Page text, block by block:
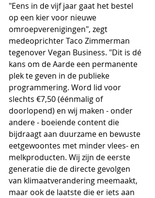
"Eens in de vijf jaar gaat het bestel
op een kier voor nieuwe
omroepverenigingen", zegt
medeoprichter Taco Zimmerman
tegenover Vegan Business. "Dit is dé
kans om de Aarde een permanente
plek te geven in de publieke
programmering. Word lid voor
slechts €7,50 (éénmalig of
doorlopend) en wij maken - onder
andere - boeiende content die
bijdraagt aan duurzame en bewuste
eetgewoontes met minder vlees- en
melkproducten. Wij zijn de eerste
generatie die de directe gevolgen
van klimaatverandering meemaakt,
maar ook de laatste die er iets aan